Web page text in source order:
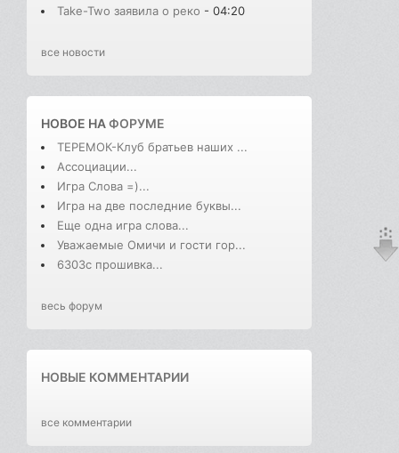
Take-Two заявила о реко - 04:20
все новости
НОВОЕ НАФОРУМЕ
ТЕРЕМОК-Клуб братьев наших ...
Ассоциации...
Игра Слова =)...
Игра на две последние буквы...
Еще одна игра слова...
Уважаемые Омичи и гости гор...
6303с прошивка...
весь форум
НОВЫЕ КОММЕНТАРИИ
все комментарии